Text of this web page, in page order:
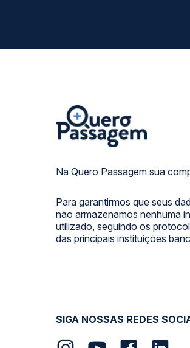
Na Quero Passagem sua
Para garantirmos que seus
não armazenamos nenhuma
utilizado, seguindo os
das principais instituições
SIGA NOSSAS REDES